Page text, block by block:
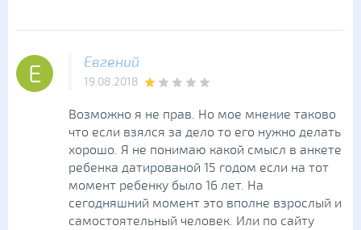
Е Евгений
19.08.2018
Возможно я не прав. Но мое мнение таково
что если взялся за дело то его нужно делать
хорошо. Я не понимаю какой смысл в анкете
ребенка датированой 15 годом если на тот
момент ребенку было 16 лет. На
сегодняшний момент это вполне взрослый и
самостоятельный человек. Или по сайту